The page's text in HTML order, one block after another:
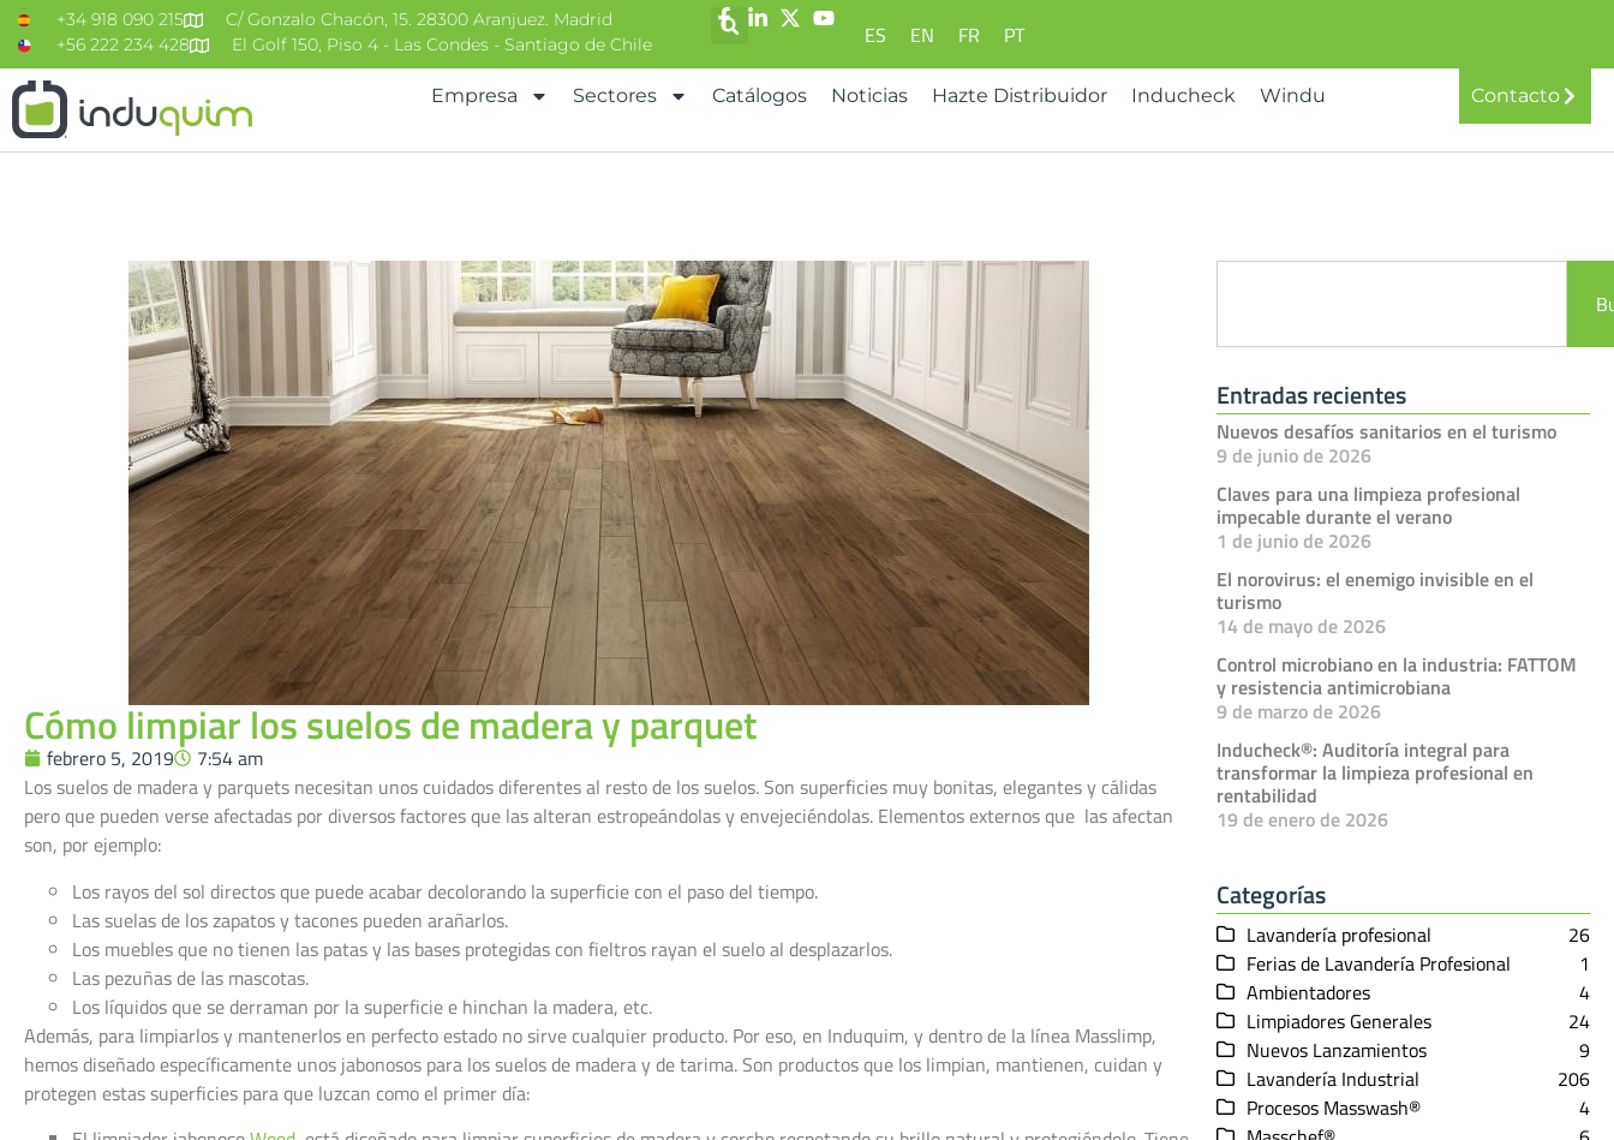
+34 918 090 215
C/ Gonzalo Chacón, 15. 28300 Aranjuez. Madrid
+56 222 234 428
El Golf 150, Piso 4 - Las Condes - Santiago de Chile ES EN FR PT
Empresa Sectores Catálogos Noticias Hazte Distribuidor Inducheck Windu Contacto
Cómo limpiar los suelos de madera y parquet
febrero 5, 2019
7:54 am
Los suelos de madera y parquets necesitan unos cuidados diferentes al resto de los suelos. Son superficies muy bonitas, elegantes y cálidas
pero que pueden verse afectadas por diversos factores que las alteran estropeándolas y envejeciéndolas. Elementos externos que las afectan
son, por ejemplo:
Los rayos del sol directos que puede acabar decolorando la superficie con el paso del tiempo.
Las suelas de los zapatos y tacones pueden arañarlos.
Los muebles que no tienen las patas y las bases protegidas con fieltros rayan el suelo al desplazarlos.
Las pezuñas de las mascotas.
Los líquidos que se derraman por la superficie e hinchan la madera, etc.
Además, para limpiarlos y mantenerlos en perfecto estado no sirve cualquier producto. Por eso, en Induquim, y dentro de la línea Masslimp,
hemos diseñado específicamente unos jabonosos para los suelos de madera y de tarima. Son productos que los limpian, mantienen, cuidan y
protegen estas superficies para que luzcan como el primer día:
Entradas recientes
Nuevos desafíos sanitarios en el turismo
9 de junio de 2026
Claves para una limpieza profesional
impecable durante el verano
1 de junio de 2026
El norovirus: el enemigo invisible en el
turismo
14 de mayo de 2026
Control microbiano en la industria: FATTOM
y resistencia antimicrobiana
9 de marzo de 2026
Inducheck®: Auditoría integral para
transformar la limpieza profesional en
rentabilidad
19 de enero de 2026
Categorías
Lavandería profesional
26
Ferias de Lavandería Profesional
1
Ambientadores
4
Limpiadores Generales
24
Nuevos Lanzamientos
9
Lavandería Industrial
206
Procesos Masswash®
4